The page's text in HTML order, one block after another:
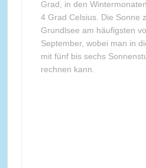
Grad, in den
4 Grad Celsius. Die Sonne
Grundlsee am häufigsten
September, wobei man in
mit fünf bis sechs
rechnen kann.